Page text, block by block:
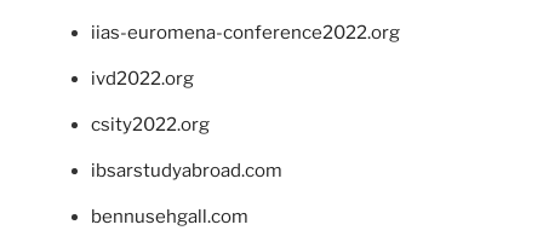
iias-euromena-conference2022.org
ivd2022.org
csity2022.org
ibsarstudyabroad.com
bennusehgall.com